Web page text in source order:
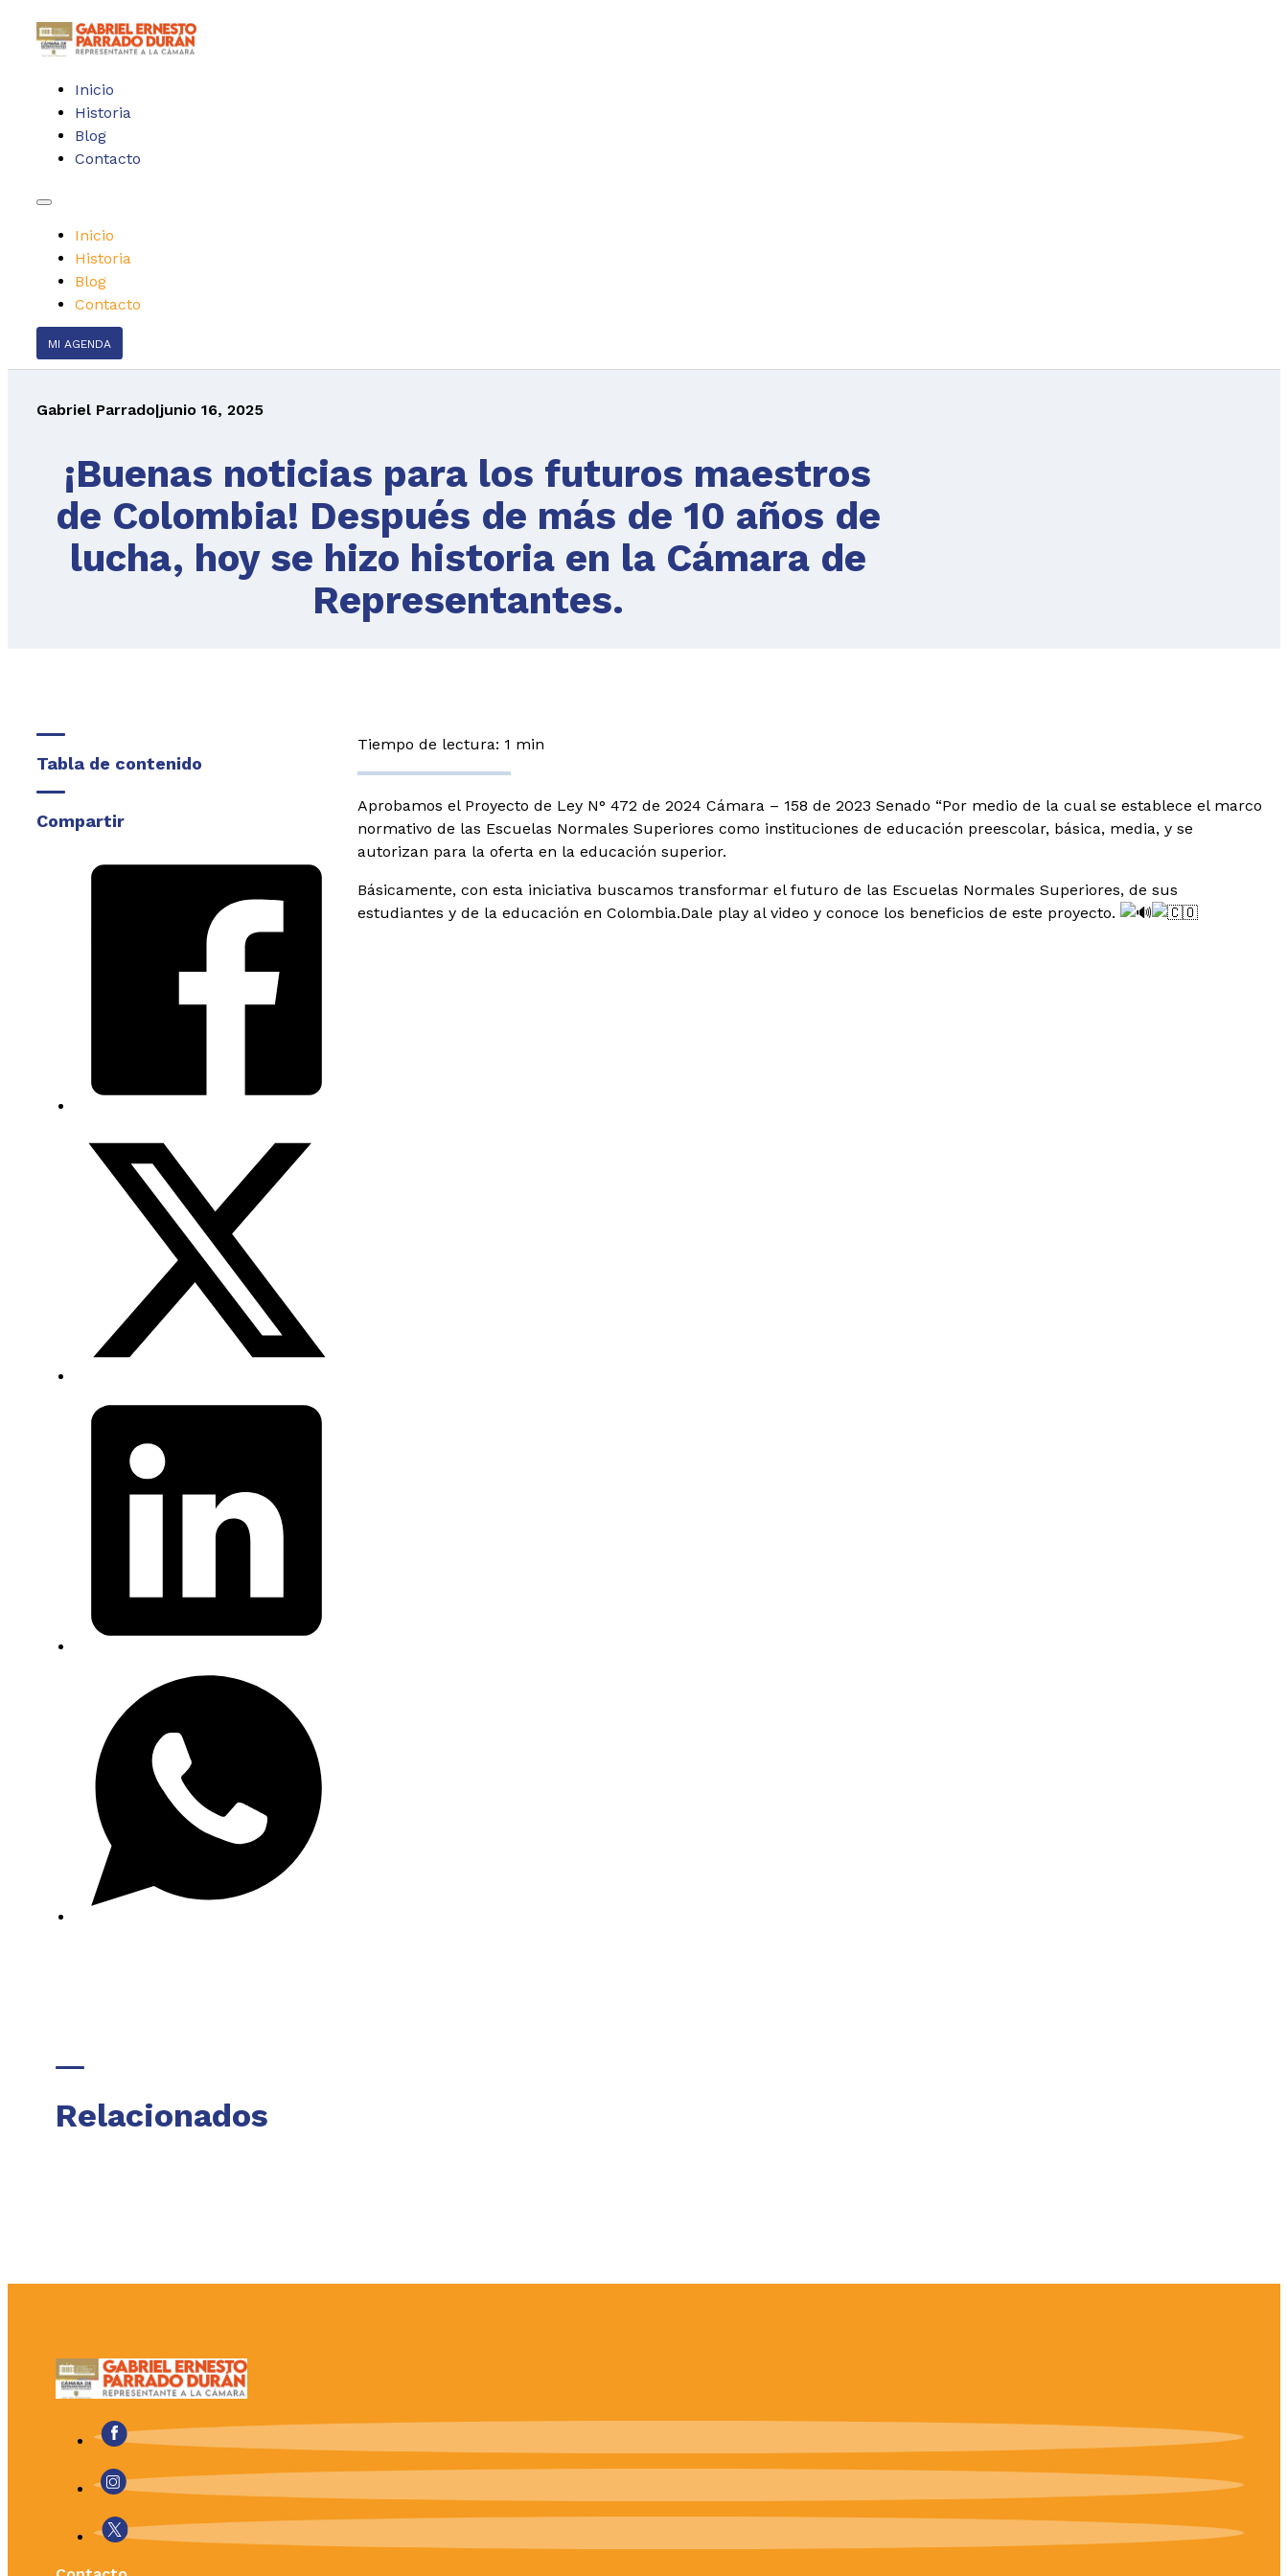
Inicio
Historia
Blog
Contacto
Inicio
Historia
Blog
Contacto
MI AGENDA
Gabriel Parrado|junio 16, 2025
¡Buenas noticias para los futuros maestros
de Colombia! Después de más de 10 años de
lucha, hoy se hizo historia en la Cámara de
Representantes.
Tabla de contenido
Compartir
Tiempo de lectura: 1 min
Aprobamos el Proyecto de Ley N° 472 de 2024 Cámara – 158 de 2023 Senado “Por medio de la cual se establece el marco
normativo de las Escuelas Normales Superiores como instituciones de educación preescolar, básica, media, y se
autorizan para la oferta en la educación superior.
Básicamente, con esta iniciativa buscamos transformar el futuro de las Escuelas Normales Superiores, de sus
estudiantes y de la educación en Colombia.Dale play al video y conoce los beneficios de este proyecto.
Relacionados